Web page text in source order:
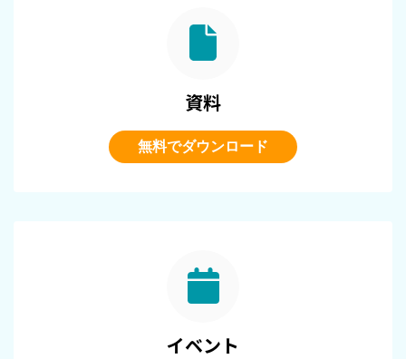
資料
無料でダウンロード
イベント